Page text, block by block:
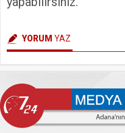
YORUM YAZ